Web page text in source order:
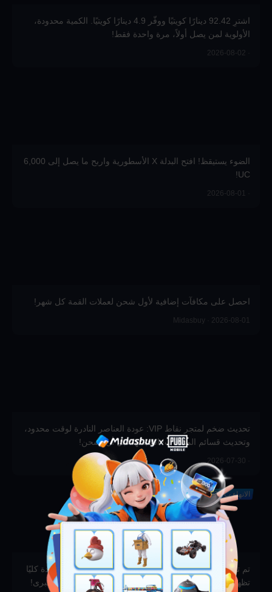
اشترِ 92.42 دينارًا كويتيًا ووفّر 4.9 دينارًا كويتيًا. الكمية محدودة،
الأولوية لمن يصل أولاً، مرة واحدة فقط!
الضوء يستيقظ! افتح البدلة X الأسطورية واربح ما يصل إلى 6,000
UC!
احصل على مكافآت إضافية لأول شحن لعملات القمة كل شهر!
Midasbuy · 2026-08-01
تحديث ضخم لمتجر نقاط VIP: عودة العناصر النادرة لوقت محدود،
وتحديث قسائم المكافآت! استبدلها قبل أن تشحن!
الانهاء ب 2026-12-31
تم تحديث مجموعة جوائز سحب الرموز! عناصر نادرة وجديدة كليًا
تظهر لأول مرة بشكل مذهل—شارك الآن واربح الجوائز الكبرى!